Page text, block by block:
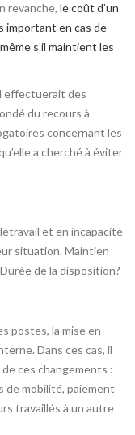
revanche, le coût d’un
important en cas de
s’il maintient les
effectuerait des
du recours à
concernant les
a cherché à éviter
et en incapacité
situation. Maintien
de la disposition?
postes, la mise en
Dans ces cas, il
ces changements :
de mobilité, paiement
travaillés à un autre